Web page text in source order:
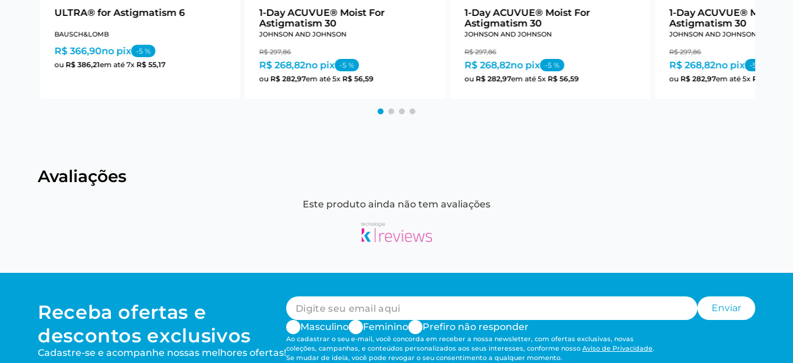
ULTRA® for Astigmatism 6
BAUSCH&LOMB
R$ 366,90no pix -5%
ou R$ 386,21em até7x R$ 55,17
1-Day ACUVUE® Moist For
Astigmatism 30
JOHNSON AND JOHNSON
R$ 297,86
R$ 268,82no pix -5 %
ou R$ 282,97em até5x R$ 56,59
1-Day ACUVUE® Moist For
Astigmatism 30
JOHNSON AND JOHNSON
R$ 297,86
R$ 268,82no pix -5%
ou R$ 282,97em até5x R$ 56,59
1-Day ACUVUE® Moist
Astigmatism 30
JOHNSON AND JOHNSON
R$ 297,86
R$ 268,82no pix -5
ou R$ 282,97em até5x R$
Avaliações
Este produto ainda não tem avaliações
Receba ofertas e
descontos exclusivos
Cadastre-se e acompanhe nossas melhores ofertas!
Enviar
Masculino
Feminino Prefiro não responder
Ao cadastrar o seu e-mail, você concorda em receber a nossa newsletter, com ofertas exclusivas, novas
coleções, campanhas, e conteúdos personalizados aos seus interesses, conforme nosso Aviso de Privacidade.
Se mudar de ideia, você pode revogar o seu consentimento a qualquer momento.